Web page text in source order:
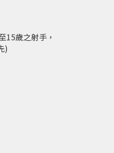
15歲之射手，
)